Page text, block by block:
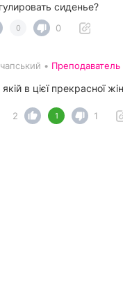
сиденье?
0 0
• Преподаватель
в цієї прекрасної
2 1 1